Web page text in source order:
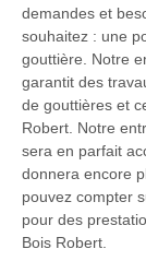
demandes et
souhaitez : une
gouttière. Notre
garantit des
de gouttières et
Robert. Notre
sera en parfait
donnera encore
pouvez compter
pour des
Bois Robert.